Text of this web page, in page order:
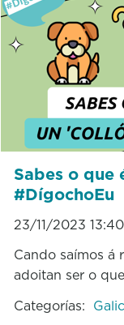
Sabes o que
#DígochoEu
23/11/2023 13:40
Cando saímos á
adoitan ser o
Categorías: